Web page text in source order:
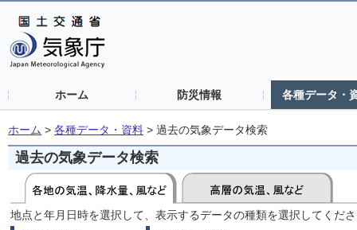
ホーム 防災情報 各種データ・
ホーム > 各種データ・資料 > 過去の気象データ検索
過去の気象データ検索
地点と年月日時を選択して、表示するデータの種類を選択してくだ